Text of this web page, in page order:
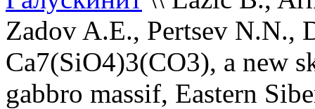
Zadov A.E., Pertsev N.N.,
Ca7(SiO4)3(CO3), a new
gabbro massif, Eastern